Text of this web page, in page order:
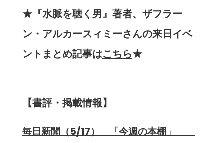
★『水脈を聴く男』著者、ザフラー
ン・アルカースィミーさんの来日イベ
ントまとめ記事はこちら★
【書評・掲載情報】
毎日新聞（5/17） 「今週の本棚」